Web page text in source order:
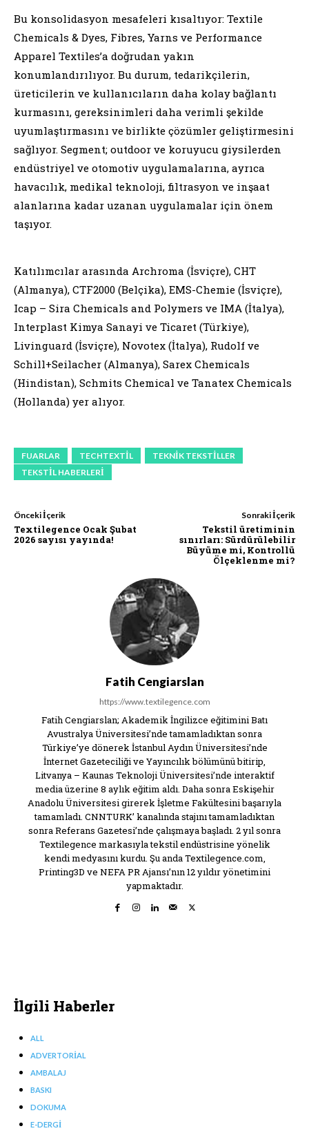
Bu konsolidasyon mesafeleri kısaltıyor: Textile
Chemicals & Dyes, Fibres, Yarns ve Performance
Apparel Textiles’a doğrudan yakın
konumlandırılıyor. Bu durum, tedarikçilerin,
üreticilerin ve kullanıcıların daha kolay bağlantı
kurmasını, gereksinimleri daha verimli şekilde
uyumlaştırmasını ve birlikte çözümler geliştirmesini
sağlıyor. Segment; outdoor ve koruyucu giysilerden
endüstriyel ve otomotiv uygulamalarına, ayrıca
havacılık, medikal teknoloji, filtrasyon ve inşaat
alanlarına kadar uzanan uygulamalar için önem
taşıyor.
Katılımcılar arasında Archroma (İsviçre), CHT
(Almanya), CTF2000 (Belçika), EMS-Chemie (İsviçre),
Icap – Sira Chemicals and Polymers ve IMA (İtalya),
Interplast Kimya Sanayi ve Ticaret (Türkiye),
Livinguard (İsviçre), Novotex (İtalya), Rudolf ve
Schill+Seilacher (Almanya), Sarex Chemicals
(Hindistan), Schmits Chemical ve Tanatex Chemicals
(Hollanda) yer alıyor.
FUARLAR TECHTEXTIL
TEKNIK TEKSTILLER
TEKSTIL HABERLERI
Önceki İçerik
Textilegence Ocak Şubat
2026 sayısı yayında!
Sonraki İçerik
Tekstil üretiminin
sınırları: Sürdürülebilir
Büyüme mi, Kontrollü
Ölçeklenme mi?
Fatih Cengiarslan
https://www.textilegence.com
Fatih Cengiarslan; Akademik İngilizce eğitimini Batı
Avustralya Üniversitesi’nde tamamladıktan sonra
Türkiye’ye dönerek İstanbul Aydın Üniversitesi’nde
İnternet Gazeteciliği ve Yayıncılık bölümünü bitirip,
Litvanya – Kaunas Teknoloji Üniversitesi’nde interaktif
media üzerine 8 aylık eğitim aldı. Daha sonra Eskişehir
Anadolu Üniversitesi girerek İşletme Fakültesini başarıyla
tamamladı. CNNTURK’ kanalında stajını tamamladıktan
sonra Referans Gazetesi’nde çalışmaya başladı. 2 yıl sonra
Textilegence markasıyla tekstil endüstrisine yönelik
kendi medyasını kurdu. Şu anda Textilegence.com,
Printing3D ve NEFA PR Ajansı’nın 12 yıldır yönetimini
yapmaktadır.
İlgili Haberler
ALL
ADVERTORIAL
AMBALAJ
BASKI
DOKUMA
E-DERGI